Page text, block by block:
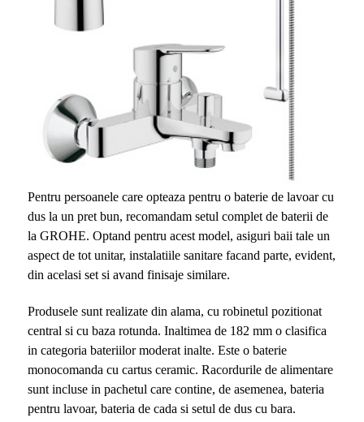
Pentru persoanele care opteaza pentru o baterie de lavoar cu
dus la un pret bun, recomandam setul complet de baterii de
la GROHE. Optand pentru acest model, asiguri baii tale un
aspect de tot unitar, instalatiile sanitare facand parte, evident,
din acelasi set si avand finisaje similare.
Produsele sunt realizate din alama, cu robinetul pozitionat
central si cu baza rotunda. Inaltimea de 182 mm o clasifica
in categoria bateriilor moderat inalte. Este o baterie
monocomanda cu cartus ceramic. Racordurile de alimentare
sunt incluse in pachetul care contine, de asemenea, bateria
pentru lavoar, bateria de cada si setul de dus cu bara.